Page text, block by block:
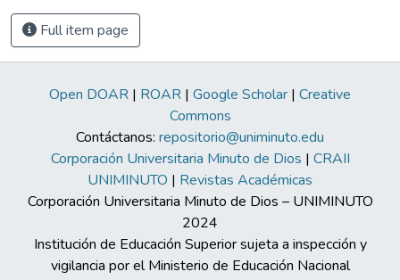
Full item page
Open DOAR | ROAR | Google Scholar | Creative
Commons
Contáctanos: repositorio@uniminuto.edu
Corporación Universitaria Minuto de Dios | CRAII
UNIMINUTO | Revistas Académicas
Corporación Universitaria Minuto de Dios – UNIMINUTO
2024
Institución de Educación Superior sujeta a inspección y
vigilancia por el Ministerio de Educación Nacional